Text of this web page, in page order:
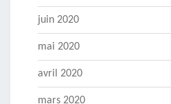
juin 2020
mai 2020
avril 2020
mars 2020